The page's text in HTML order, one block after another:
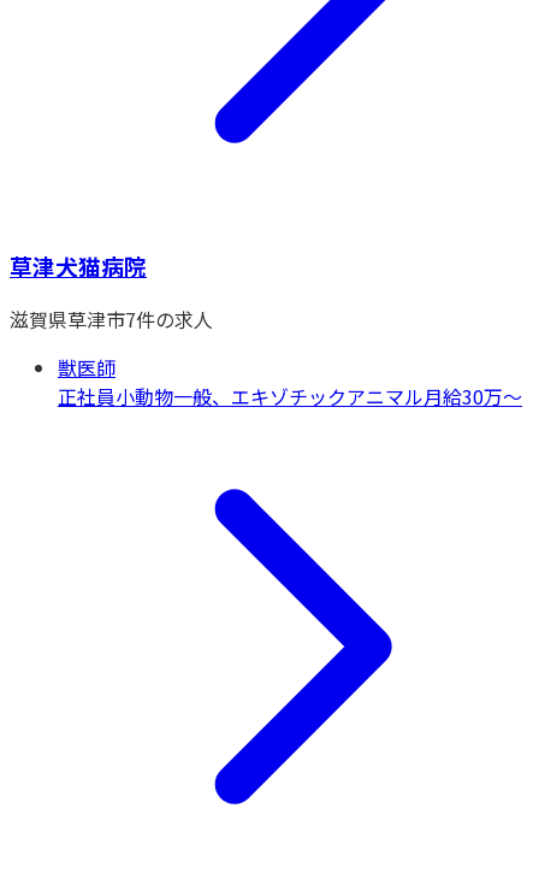
草津犬猫病院
滋賀県草津市7件の求人
獣医師
正社員小動物一般、エキゾチックアニマル月給30万〜